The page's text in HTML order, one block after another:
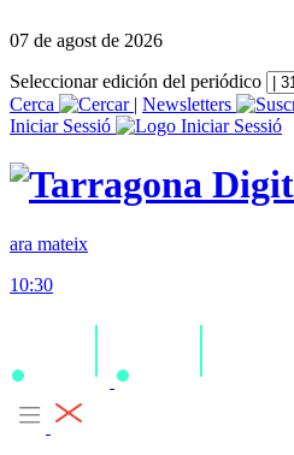
07 de agost de 2026
Seleccionar edición del periódico
Cerca
| Newsletters
Iniciar Sessió
ara mateix
10:30